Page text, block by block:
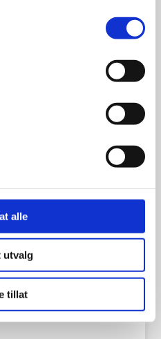
alle
utvalg
tillatWIPES